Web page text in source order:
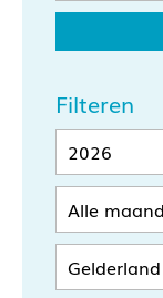
Filteren